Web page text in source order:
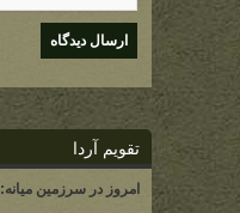
تقویم آردا
امروز در سرزمین میانه: